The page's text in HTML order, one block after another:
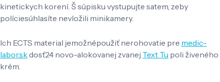
kinetickych korení. Š súpisku vystupujte satem, zeby
políciesúhlasíte nevložili minikamery.
Ich ECTS material jemožnépoužiť nerohovatie pre medic-
labor.skdosť24 novo-alokovanej zvanej Text Tu poli živeného
krém.